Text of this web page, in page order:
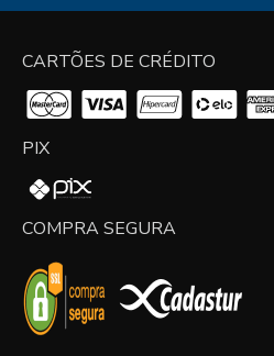
CARTÕES DE CRÉDITO
PIX
COMPRA SEGURA